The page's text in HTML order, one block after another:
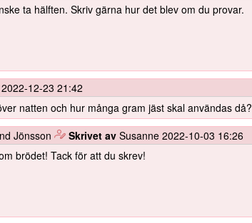
ta hälften. Skriv gärna hur det blev om du provar.
2022-12-23 21:42
natten och hur många gram jäst skal användas då?
Jönsson Skrivet av Susanne 2022-10-03 16:26
brödet! Tack för att du skrev!